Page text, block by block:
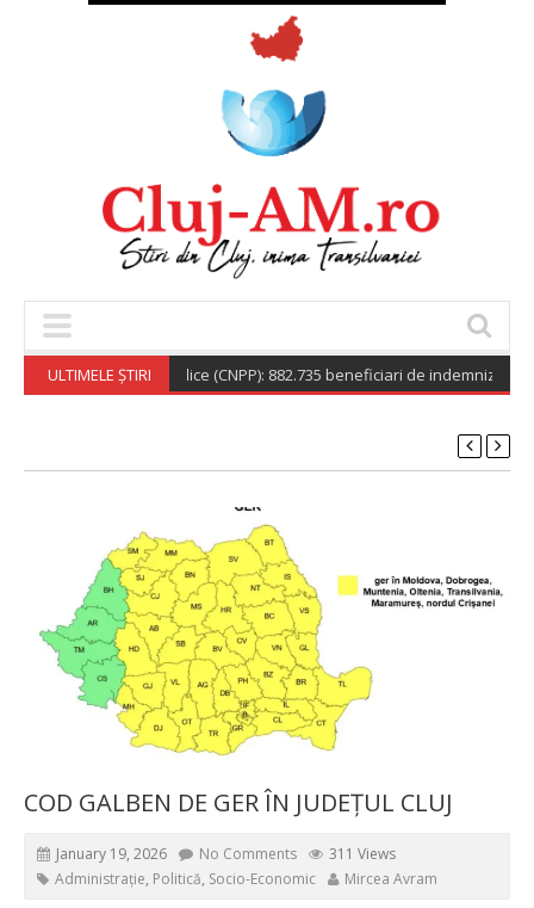
ULTIMELE ȘTIRI
de Pensii Publice (CNPP): 882.735 beneficiari de indemnizație
COD GALBEN DE GER ÎN JUDEȚUL CLUJ
January 19, 2026 No Comments
311 Views
Administrație, Politică, Socio-Economic Mircea Avram